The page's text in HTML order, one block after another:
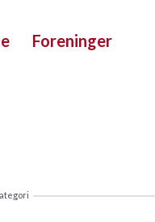
Foreninger